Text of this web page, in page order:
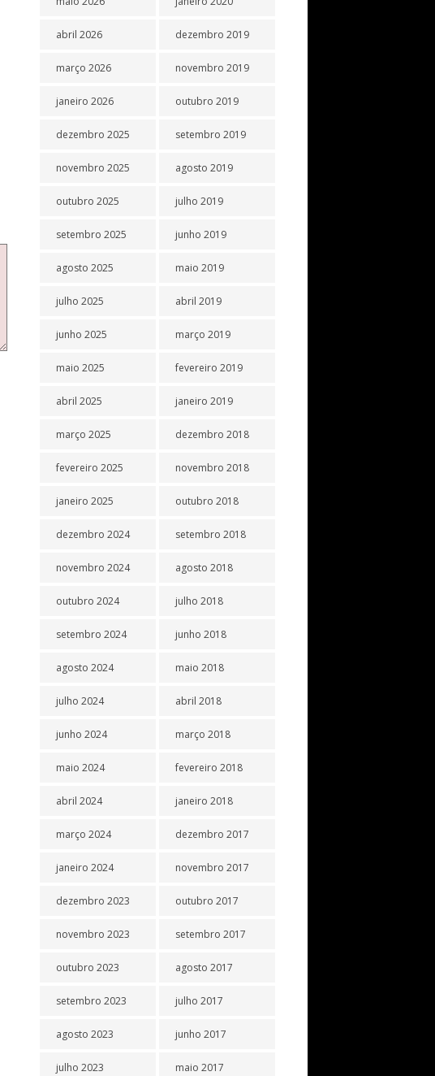
abril 2026
março 2026
janeiro 2026
dezembro 2025
novembro 2025
outubro 2025
setembro 2025
agosto 2025
julho 2025
junho 2025
maio 2025
abril 2025
março 2025
fevereiro 2025
janeiro 2025
dezembro 2024
novembro 2024
outubro 2024
setembro 2024
agosto 2024
julho 2024
junho 2024
maio 2024
abril 2024
março 2024
janeiro 2024
dezembro 2023
novembro 2023
outubro 2023
setembro 2023
agosto 2023
julho 2023
dezembro 2019
novembro 2019
outubro 2019
setembro 2019
agosto 2019
julho 2019
junho 2019
maio 2019
abril 2019
março 2019
fevereiro 2019
janeiro 2019
dezembro 2018
novembro 2018
outubro 2018
setembro 2018
agosto 2018
julho 2018
junho 2018
maio 2018
abril 2018
março 2018
fevereiro 2018
janeiro 2018
dezembro 2017
novembro 2017
outubro 2017
setembro 2017
agosto 2017
julho 2017
junho 2017
maio 2017